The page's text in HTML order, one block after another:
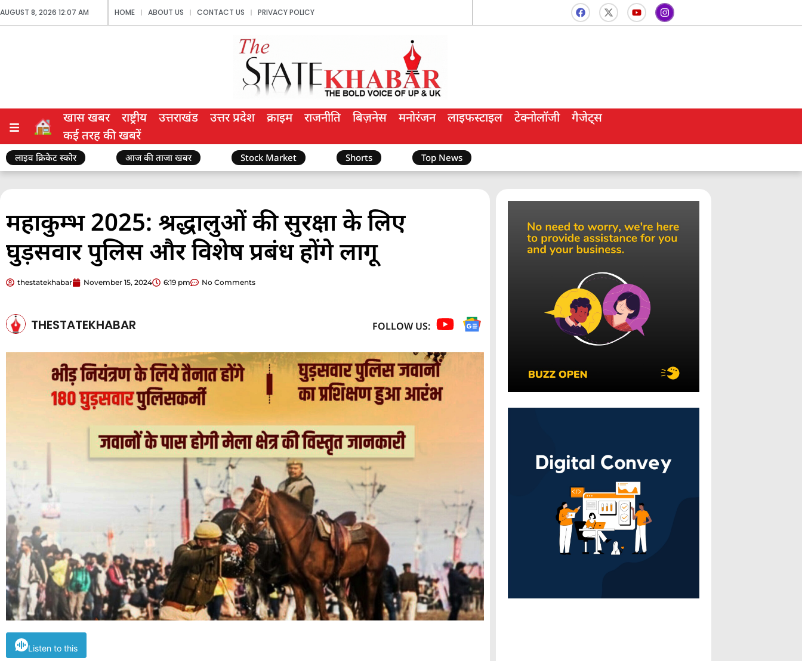
AUGUST 8, 2026 12:07 AM HOME ABOUT US CONTACT US PRIVACY POLICY
खास खबर राष्ट्रीय उत्तराखंड उत्तर प्रदेश क्राइम राजनीति बिज़नेस मनोरंजन लाइफस्टाइल टेक्नोलॉजी
गैजेट्स
कई तरह की खबरें
लाइव क्रिकेट स्कोर आज की ताजा खबर Stock Market Shorts Top News
महाकुम्भ 2025: श्रद्धालुओं की सुरक्षा के लिए
घुड़सवार पुलिस और विशेष प्रबंध होंगे लागू
thestatekhabar November 15, 2024 6:19 pm No Comments
THESTATEKHABAR FOLLOW US:
Listen to this